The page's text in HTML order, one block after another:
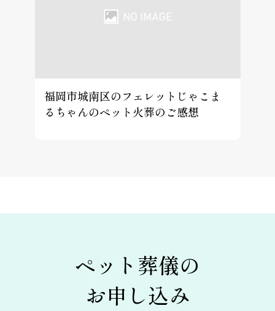
福岡市城南区のフェレットじゃこま
るちゃんのペット火葬のご感想
ペット葬儀の
お申し込み